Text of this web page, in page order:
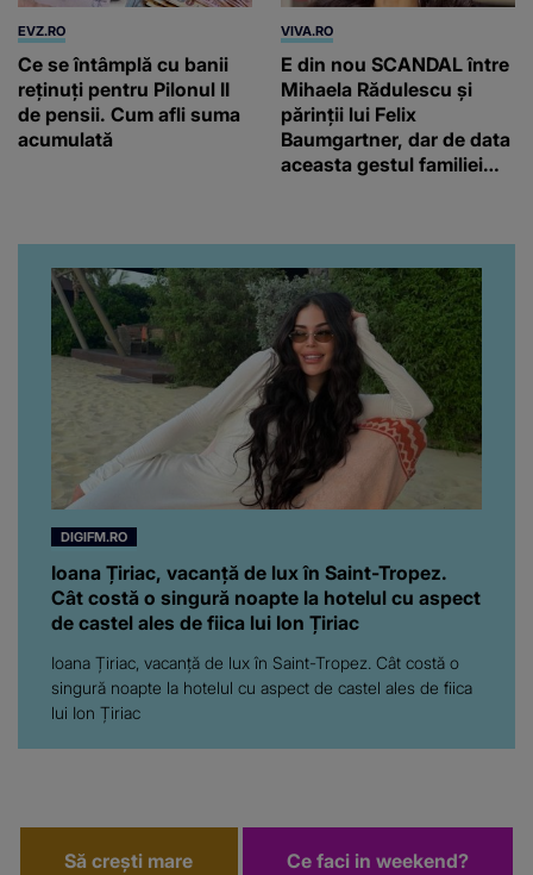
EVZ.RO
Ce se întâmplă cu banii
reținuți pentru Pilonul II
de pensii. Cum afli suma
acumulată
VIVA.RO
E din nou SCANDAL între
Mihaela Rădulescu și
părinții lui Felix
Baumgartner, dar de data
aceasta gestul familiei
noastră! Fostei
prezentatoare nici că-i
vine să creadă că s-a
ajuns până aici, dar e
adevărat, au făcut-o și pe
asta! Și ce a ieșit la iveală
ar fi prea mult pentru
oricine: "Cu… mine, fata
româncă...”
DIGIFM.RO
Ioana Țiriac, vacanță de lux în Saint-Tropez.
Cât costă o singură noapte la hotelul cu aspect
de castel ales de fiica lui Ion Țiriac
Ioana Țiriac, vacanță de lux în Saint-Tropez. Cât costă o
singură noapte la hotelul cu aspect de castel ales de fiica
lui Ion Țiriac
Să crești mare Ce faci in weekend?